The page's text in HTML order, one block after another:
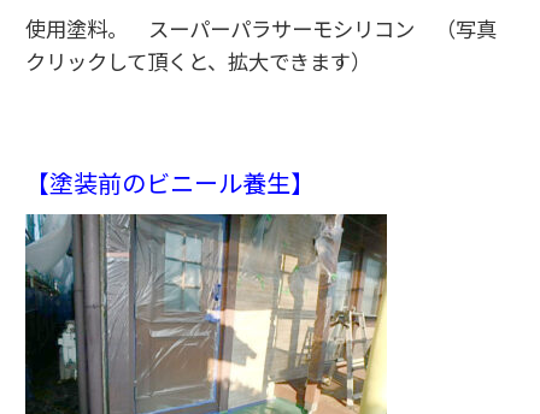
使用塗料。 スーパーパラサーモシリコン （写真
クリックして頂くと、拡大できます）
【塗装前のビニール養生】